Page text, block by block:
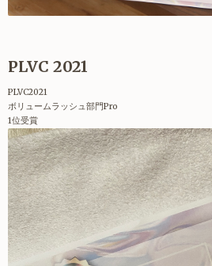
PLVC 2021
PLVC2021
ボリュームラッシュ部門Pro
1位受賞